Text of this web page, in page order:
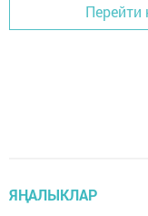
Перейти
ЯҢАЛЫКЛАР